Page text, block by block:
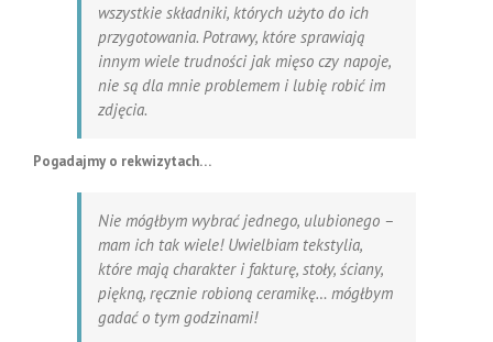
wszystkie składniki, których użyto do ich
przygotowania. Potrawy, które sprawiają
innym wiele trudności jak mięso czy napoje,
nie są dla mnie problemem i lubię robić im
zdjęcia.
Pogadajmy o rekwizytach…
Nie mógłbym wybrać jednego, ulubionego –
mam ich tak wiele! Uwielbiam tekstylia,
które mają charakter i fakturę, stoły, ściany,
piękną, ręcznie robioną ceramikę… mógłbym
gadać o tym godzinami!